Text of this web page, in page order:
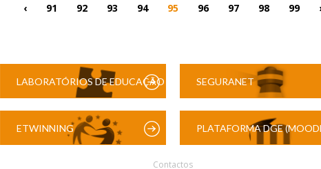
‹ 91 92 93 94 95 96 97 98 99
LABORATÓRIOS DE EDUCAÇÃO SEGURANET
ETWINNING PLATAFORMA DGE
Contactos